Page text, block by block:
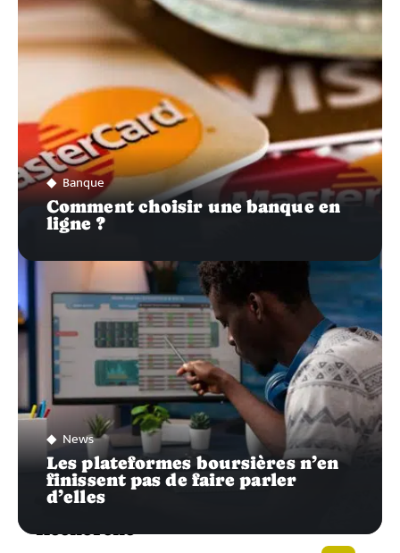
Banque
Comment choisir une banque en
ligne ?
News
Les plateformes boursières n’en
finissent pas de faire parler
d’elles